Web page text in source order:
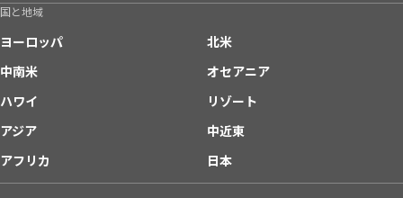
国と地域
ヨーロッパ
北米
中南米
オセアニア
ハワイ
リゾート
アジア
中近東
アフリカ
日本